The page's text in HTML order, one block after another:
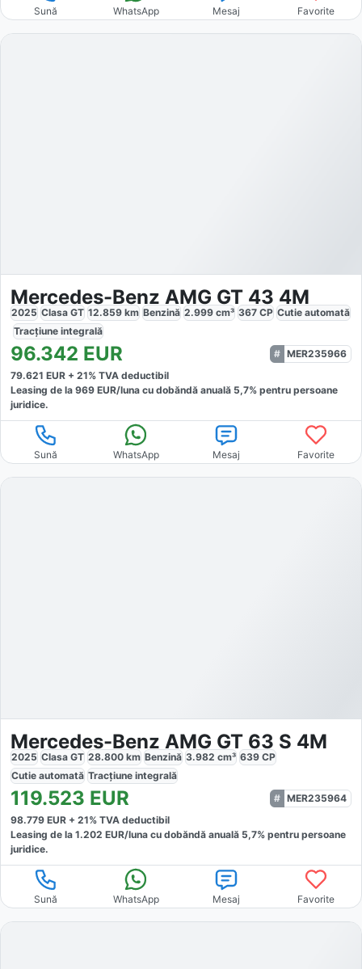
Sună WhatsApp Mesaj Favorite
Mercedes-Benz AMG GT 43 4M
2025 Clasa GT 12.859 km Benzină 2.999 cm³ 367 CP Cutie automată
Tracțiune integrală
96.342 EUR
MER235966
79.621 EUR + 21% TVA deductibil
Leasing de la 969 EUR/luna cu dobăndă anuală 5,7% pentru persoane
juridice.
Sună WhatsApp Mesaj Favorite
Mercedes-Benz AMG GT 63 S 4M
2025 Clasa GT 28.800 km Benzină 3.982 cm³ 639 CP
Cutie automată Tracțiune integrală
119.523 EUR
MER235964
98.779 EUR + 21% TVA deductibil
Leasing de la 1.202 EUR/luna cu dobăndă anuală 5,7% pentru persoane
juridice.
Sună WhatsApp Mesaj Favorite